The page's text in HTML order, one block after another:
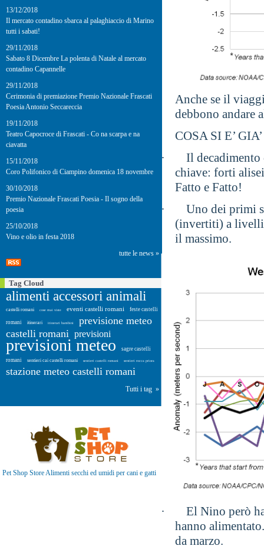
13/12/2018
Il mercato contadino sbarca al palaghiaccio di Marino
tutti i sabati!
29/11/2018
Sabato 8 Dicembre La polenta di Natale al mercato
contadino Capannelle
29/11/2018
Cerimonia di premiazione Premio Nazionale Frascati
Poesia Antonio Seccareccia
19/11/2018
Teatro Capocroce di Frascati - Co na scarpa e na
ciavatta
15/11/2018
Coro Polifonico di Ciampino domenica 18 novembre
30/10/2018
Premio Nazionale Frascati Poesia - Il sogno della
poesia
25/10/2018
Vino e olio in festa 2018
tutte le news »
Tag Cloud
alimenti accessori animali
castelli romani cose mai viste eventi castelli romani feste castelli
romani itinerari itinerari bambini
previsione meteo
castelli romani previsioni
previsioni meteo
sagre castelli
romani
sentieri cai castelli romani sentieri castelli romani sentieri rocca priora
stazione meteo castelli romani
Tutti i tag »
Pet Shop Store Alimenti secchi ed umidi per cani e gatti
Anche se il
debbono andare
COSA SI E’
·
Il decadimento
chiave: forti
Fatto e Fatto!
·
Uno dei primi
(invertiti) a livelli
il massimo.
·
El Nino però
hanno
da marzo.